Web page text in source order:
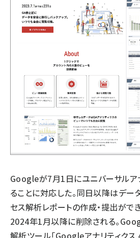
Googleが7月1日にユニバーサルア
ることに対応した。同日以降はデー
セス解析レポートの作成・提出がで
2024年1月以降に削除される。